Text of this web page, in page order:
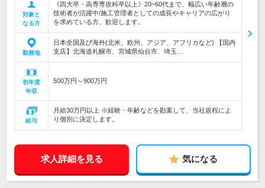
対象と
なる方
《四大卒・高専専攻科卒以上》20~60代まで、幅広い年齢層の
技術者が活躍中/施工管理者としての成長やキャリアの広がり
を求めている方、歓迎します。
勤務地
日本全国及び海外(北米、欧州、アジア、アフリカなど) 【国内
支店】北海道札幌市、宮城県仙台市、埼玉…
初年度
年収
500万円～900万円
給与
月給30万円以上 ※経験・年齢などを勘案して、当社規程によ
り個別に決定します。
求人詳細を見る 気になる